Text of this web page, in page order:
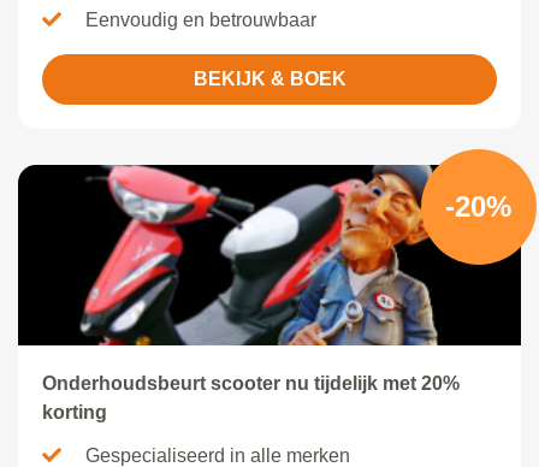
Eenvoudig en betrouwbaar
BEKIJK & BOEK
-20%
Onderhoudsbeurt scooter nu tijdelijk met 20%
korting
Gespecialiseerd in alle merken